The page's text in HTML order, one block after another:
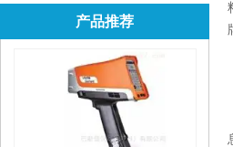
产品推荐